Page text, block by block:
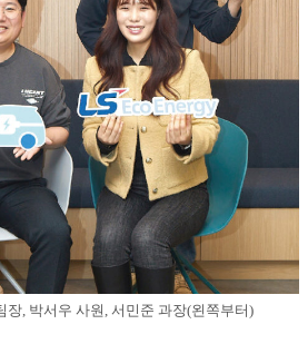
장, 박서우 사원, 서민준 과장(왼쪽부터)